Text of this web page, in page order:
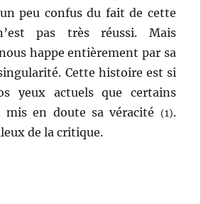
peu confus du fait de cette
pas très réussi. Mais
happe entièrement par sa
Cette histoire est si
yeux actuels que certains
en doute sa véracité
(1).
de la critique.